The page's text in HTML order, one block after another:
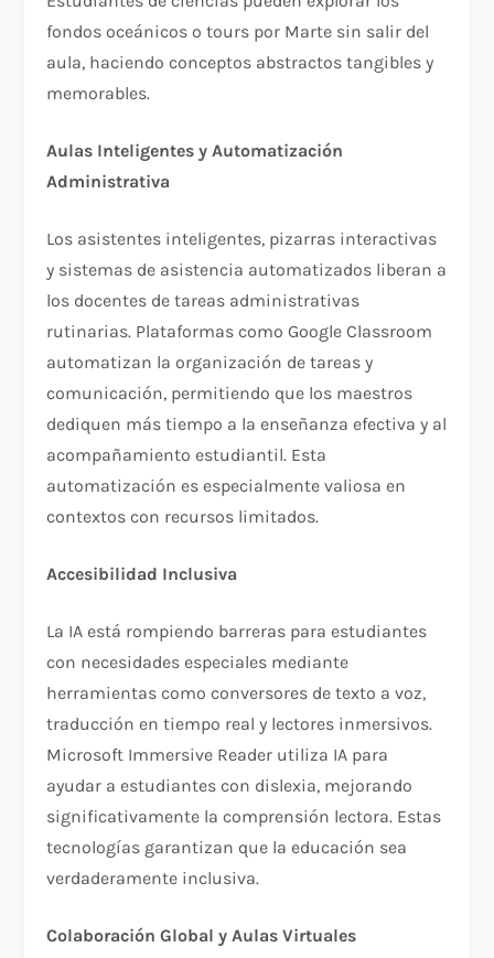
fondos oceánicos o tours por Marte sin salir del
aula, haciendo conceptos abstractos tangibles y
memorables.​
Aulas Inteligentes y Automatización
Administrativa
Los asistentes inteligentes, pizarras interactivas
y sistemas de asistencia automatizados liberan a
los docentes de tareas administrativas
rutinarias. Plataformas como Google Classroom
automatizan la organización de tareas y
comunicación, permitiendo que los maestros
dediquen más tiempo a la enseñanza efectiva y al
acompañamiento estudiantil. Esta
automatización es especialmente valiosa en
contextos con recursos limitados.​
Accesibilidad Inclusiva
La IA está rompiendo barreras para estudiantes
con necesidades especiales mediante
herramientas como conversores de texto a voz,
traducción en tiempo real y lectores inmersivos.
Microsoft Immersive Reader utiliza IA para
ayudar a estudiantes con dislexia, mejorando
significativamente la comprensión lectora. Estas
tecnologías garantizan que la educación sea
verdaderamente inclusiva.​
Colaboración Global y Aulas Virtuales